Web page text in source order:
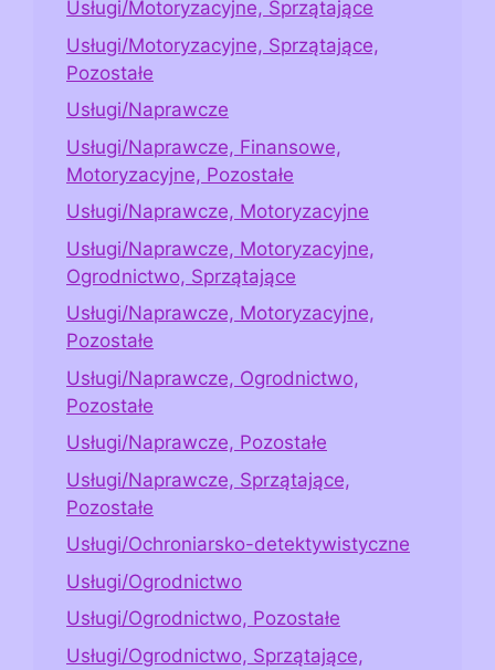
Usługi/Motoryzacyjne, Sprzątające
Usługi/Motoryzacyjne, Sprzątające,
Pozostałe
Usługi/Naprawcze
Usługi/Naprawcze, Finansowe,
Motoryzacyjne, Pozostałe
Usługi/Naprawcze, Motoryzacyjne
Usługi/Naprawcze, Motoryzacyjne,
Ogrodnictwo, Sprzątające
Usługi/Naprawcze, Motoryzacyjne,
Pozostałe
Usługi/Naprawcze, Ogrodnictwo,
Pozostałe
Usługi/Naprawcze, Pozostałe
Usługi/Naprawcze, Sprzątające,
Pozostałe
Usługi/Ochroniarsko-detektywistyczne
Usługi/Ogrodnictwo
Usługi/Ogrodnictwo, Pozostałe
Usługi/Ogrodnictwo, Sprzątające,